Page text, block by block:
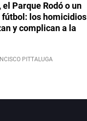
Parque Rodó o un
fútbol: los homicidios
y complican a la
PITTALUGA